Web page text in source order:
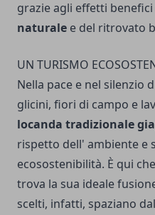
grazie agli effetti
naturale e del ritrovato
UN TURISMO
Nella pace e nel silenzio
glicini, fiori di campo e
locanda tradizionale
rispetto dell' ambiente e
ecosostenibilità. È qui
trova la sua ideale
scelti, infatti, spaziano